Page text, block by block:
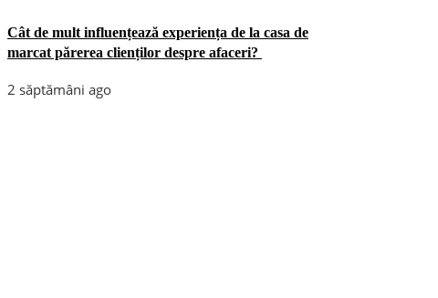
Cât de mult influențează experiența de la casa de
marcat părerea clienților despre afaceri?
2 săptămâni ago